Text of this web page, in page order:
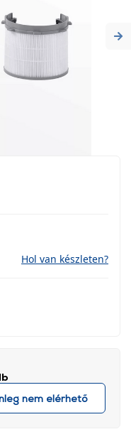
Hol van készleten?
nem elérhető